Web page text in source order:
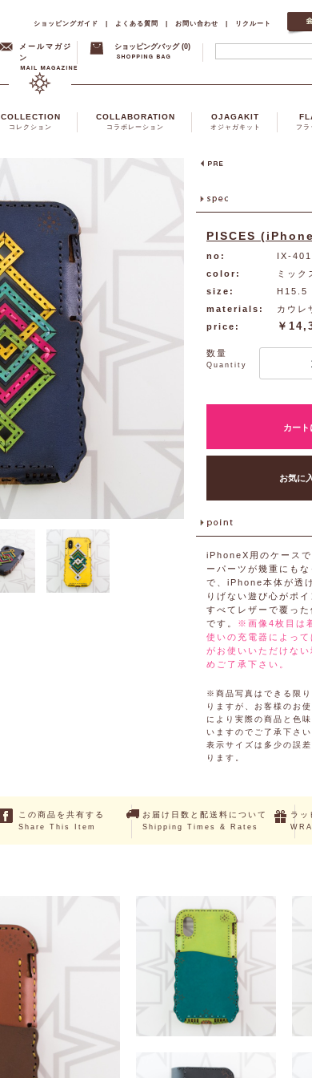
ショッピングガイド | よくある質問 | お問い合わせ | リクルート
メールマガジ
ン
ショッピングバッグ (0)
COLLECTION
コレクション
COLLABORATION
コラボレーション
OJAGAKIT
オジャガキット フラ
PISCES
no:
IX-
color:
ミック
size:
H15.5
materials:
カウレ
price:
￥
数量
Quantity
カート
お気に
iPhoneX用のケース
ーパーツが幾重にも
で、iPhone本体が透
りげない遊び心がポ
すべてレザーで覆っ
です。 ※画像4枚目は
使いの充電器によっ
がお使いいただけな
めご了承下さい。
※商品写真はできる限
りますが、お客様のお
により実際の商品と色
いますのでご了承下さい
表示サイズは多少の誤
ります。
この商品を共有する
Share This Item
お届け日数と配送料について
Shipping Times & Rates
ラッ